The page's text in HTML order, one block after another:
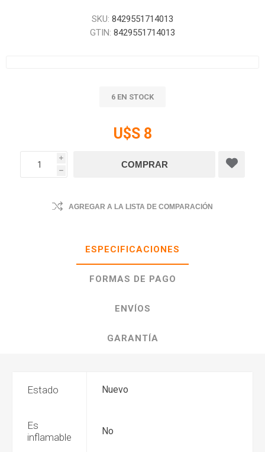
SKU: 8429551714013
GTIN: 8429551714013
6 EN STOCK
U$S 8
i
h
AGREGAR A LA LISTA DE COMPARACIÓN
ESPECIFICACIONES
FORMAS DE PAGO
ENVÍOS
GARANTÍA
Estado Nuevo
Es
inflamable
No